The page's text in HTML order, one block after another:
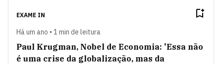
EXAME IN
Há um ano • 1 min de leitura
Paul Krugman, Nobel de Economia: 'Essa não
é uma crise da globalização, mas da